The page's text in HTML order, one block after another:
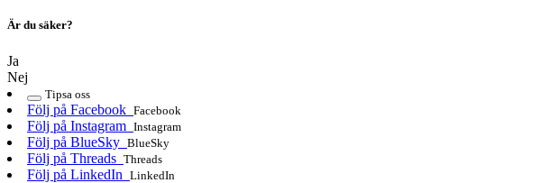
Är du säker?
Ja
Nej
Tipsa oss
Följ på Facebook Facebook
Följ på Instagram Instagram
Följ på BlueSky BlueSky
Följ på Threads Threads
Följ på LinkedIn LinkedIn